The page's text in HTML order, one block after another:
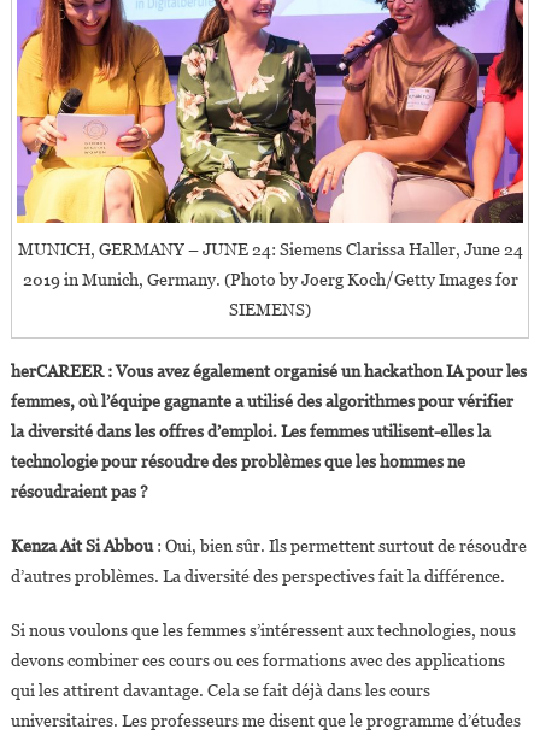
MUNICH, GERMANY – JUNE 24: Siemens Clarissa Haller, June 24
2019 in Munich, Germany. (Photo by Joerg Koch/Getty Images for
SIEMENS)
herCAREER : Vous avez également organisé un hackathon IA pour les
femmes, où l’équipe gagnante a utilisé des algorithmes pour vérifier
la diversité dans les offres d’emploi. Les femmes utilisent-elles la
technologie pour résoudre des problèmes que les hommes ne
résoudraient pas ?
Kenza Ait Si Abbou: Oui, bien sûr. Ils permettent surtout de résoudre
d’autres problèmes. La diversité des perspectives fait la différence.
Si nous voulons que les femmes s’intéressent aux technologies, nous
devons combiner ces cours ou ces formations avec des applications
qui les attirent davantage. Cela se fait déjà dans les cours
universitaires. Les professeurs me disent que le programme d’études